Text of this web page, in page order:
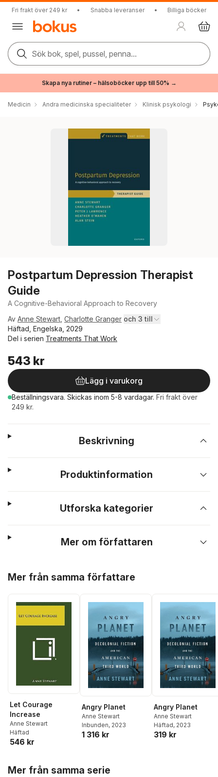
Fri frakt över 249 kr • Snabba leveranser • Billiga böcker
Sök bok, spel, pussel, penna...
Skapa nya rutiner – hälsoböcker upp till 50% →
Medicin Andra medicinska specialiteter Klinisk psykologi
Postpartum Depression Therapist
Guide
A Cognitive-Behavioral Approach to Recovery
Av Anne Stewart Charlotte Granger och 3 till
Häftad, Engelska, 2029
Del i serien Treatments That Work
543 kr
Lägg i varukorg
Beställningsvara. Skickas inom 5-8 vardagar. Fri frakt över
249 kr.
Beskrivning
Produktinformation
Utforska kategorier
Mer om författaren
Mer från samma författare
Let Courage
Increase
Anne Stewart
Häftad
546 kr
Angry Planet
Anne Stewart
Inbunden, 2023
1 316 kr
Angry Planet
Anne Stewart
Häftad, 2023
319 kr
Mer från samma serie